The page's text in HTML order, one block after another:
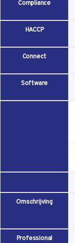
Compliance
HACCP
Connect
Software
Omschrijving
Professional